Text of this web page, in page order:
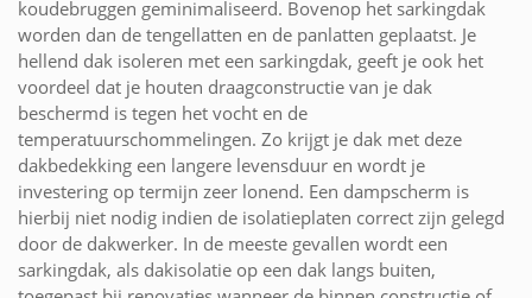
koudebruggen geminimaliseerd. Bovenop het sarkingdak
worden dan de tengellatten en de panlatten geplaatst. Je
hellend dak isoleren met een sarkingdak, geeft je ook het
voordeel dat je houten draagconstructie van je dak
beschermd is tegen het vocht en de
temperatuurschommelingen. Zo krijgt je dak met deze
dakbedekking een langere levensduur en wordt je
investering op termijn zeer lonend. Een dampscherm is
hierbij niet nodig indien de isolatieplaten correct zijn gelegd
door de dakwerker. In de meeste gevallen wordt een
sarkingdak, als dakisolatie op een dak langs buiten,